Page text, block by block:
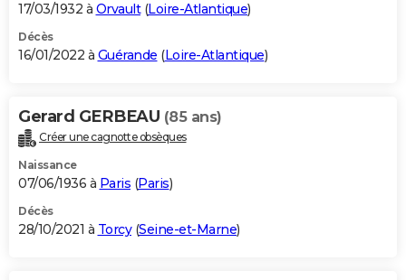
17/03/1932 à Orvault(Loire-Atlantique)
Décès
16/01/2022 à Guérande (Loire-Atlantique)
Gerard GERBEAU (85 ans)
Créer une cagnotte obsèques
Naissance
07/06/1936 à Paris (Paris)
Décès
28/10/2021 à Torcy(Seine-et-Marne)